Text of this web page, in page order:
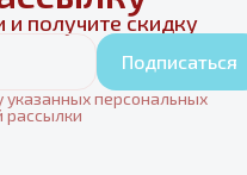
получите скидку
Подписаться
указанных персональных
рассылки